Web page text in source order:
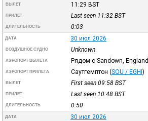
ВЫЛЕТ 11:29 BST
ПРИЛЕТ Last seen 11:32 BST
ДЛИТЕЛЬНОСТЬ 0:03
ДАТА 30 июл 2026
ВОЗДУШНОЕ СУДНО Unknown
АЭРОПОРТ ВЫЛЕТА Рядом с Sandown, England
АЭРОПОРТ ПРИЛЕТА Саутгемптон (SOU / EGHI)
ВЫЛЕТ First seen 09:58 BST
ПРИЛЕТ Last seen 10:48 BST
ДЛИТЕЛЬНОСТЬ 0:50
ДАТА 30 июл 2026